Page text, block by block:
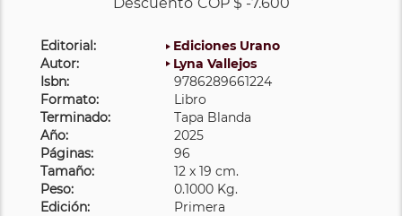
Editorial:
Ediciones Urano
Autor:
Lyna Vallejos
Isbn:
9786289661224
Formato:
Libro
Terminado:
Tapa Blanda
Año:
2025
Páginas:
96
Tamaño:
12 x 19 cm.
Peso:
0.1000 Kg.
Edición:
Primera